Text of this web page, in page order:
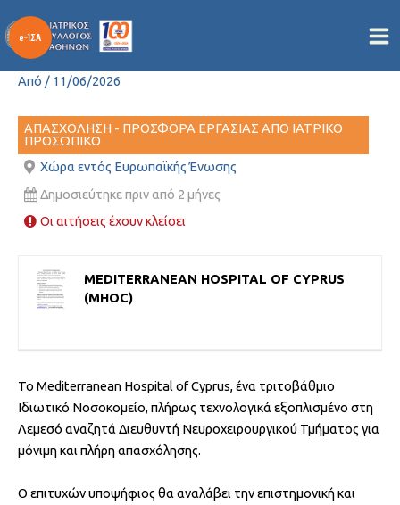
στο
περιεχόμενο
ΚΕΝΗ ΘΕΣΗ ΓΙΑ ΔΙΕΥΘΥΝΤΗ
ΝΕΥΡΟΧΕΙΡΟΥΡΓΙΚΗΣ
Από / 11/06/2026
ΑΠΑΣΧΟΛΗΣΗ - ΠΡΟΣΦΟΡΑ ΕΡΓΑΣΙΑΣ ΑΠΟ ΙΑΤΡΙΚΟ
ΠΡΟΣΩΠΙΚΟ
Χώρα εντός Ευρωπαϊκής Ένωσης
Δημοσιεύτηκε πριν από 2 μήνες
Οι αιτήσεις έχουν κλείσει
MEDITERRANEAN HOSPITAL OF CYPRUS
(MHOC)
Το Mediterranean Hospital of Cyprus, ένα τριτοβάθμιο
Ιδιωτικό Νοσοκομείο, πλήρως τεχνολογικά εξοπλισμένο στη
Λεμεσό αναζητά Διευθυντή Νευροχειρουργικού Τμήματος για
μόνιμη και πλήρη απασχόλησης.
Ο επιτυχών υποψήφιος θα αναλάβει την επιστημονική και